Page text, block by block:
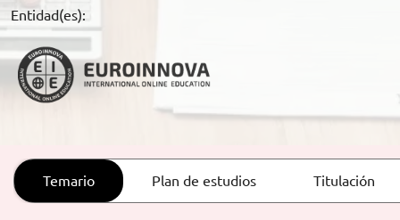
RECURSOS EDUCATIVOS
ARTÍCULOS
Entidad(es):
Temario Plan de estudios Titulación